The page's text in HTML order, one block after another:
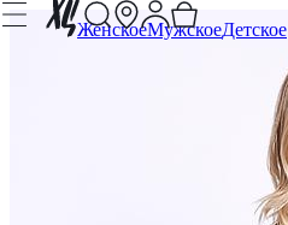
ЖенскоеМужскоеДетское